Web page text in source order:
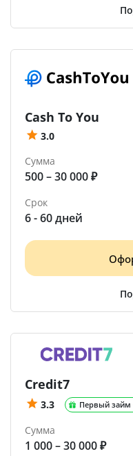
Cash To You
3.0
Сумма
500 – 30 000 ₽
Срок
6 - 60 дней
Credit7
3.3 Первый займ
Сумма
1 000 – 30 000 ₽